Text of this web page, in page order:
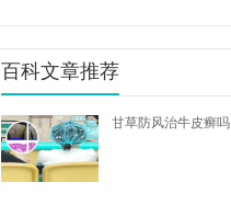
百科文章推荐
甘草防风治牛皮癣吗